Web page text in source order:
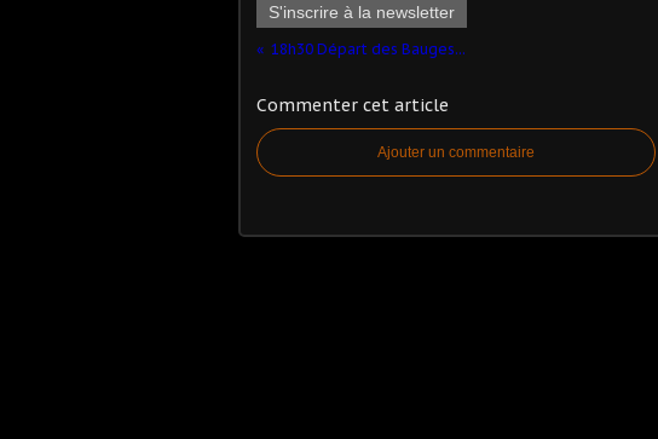
S'inscrire à la newsletter
18h30 Départ des Bauges...
Commenter cet article
Ajouter un commentaire